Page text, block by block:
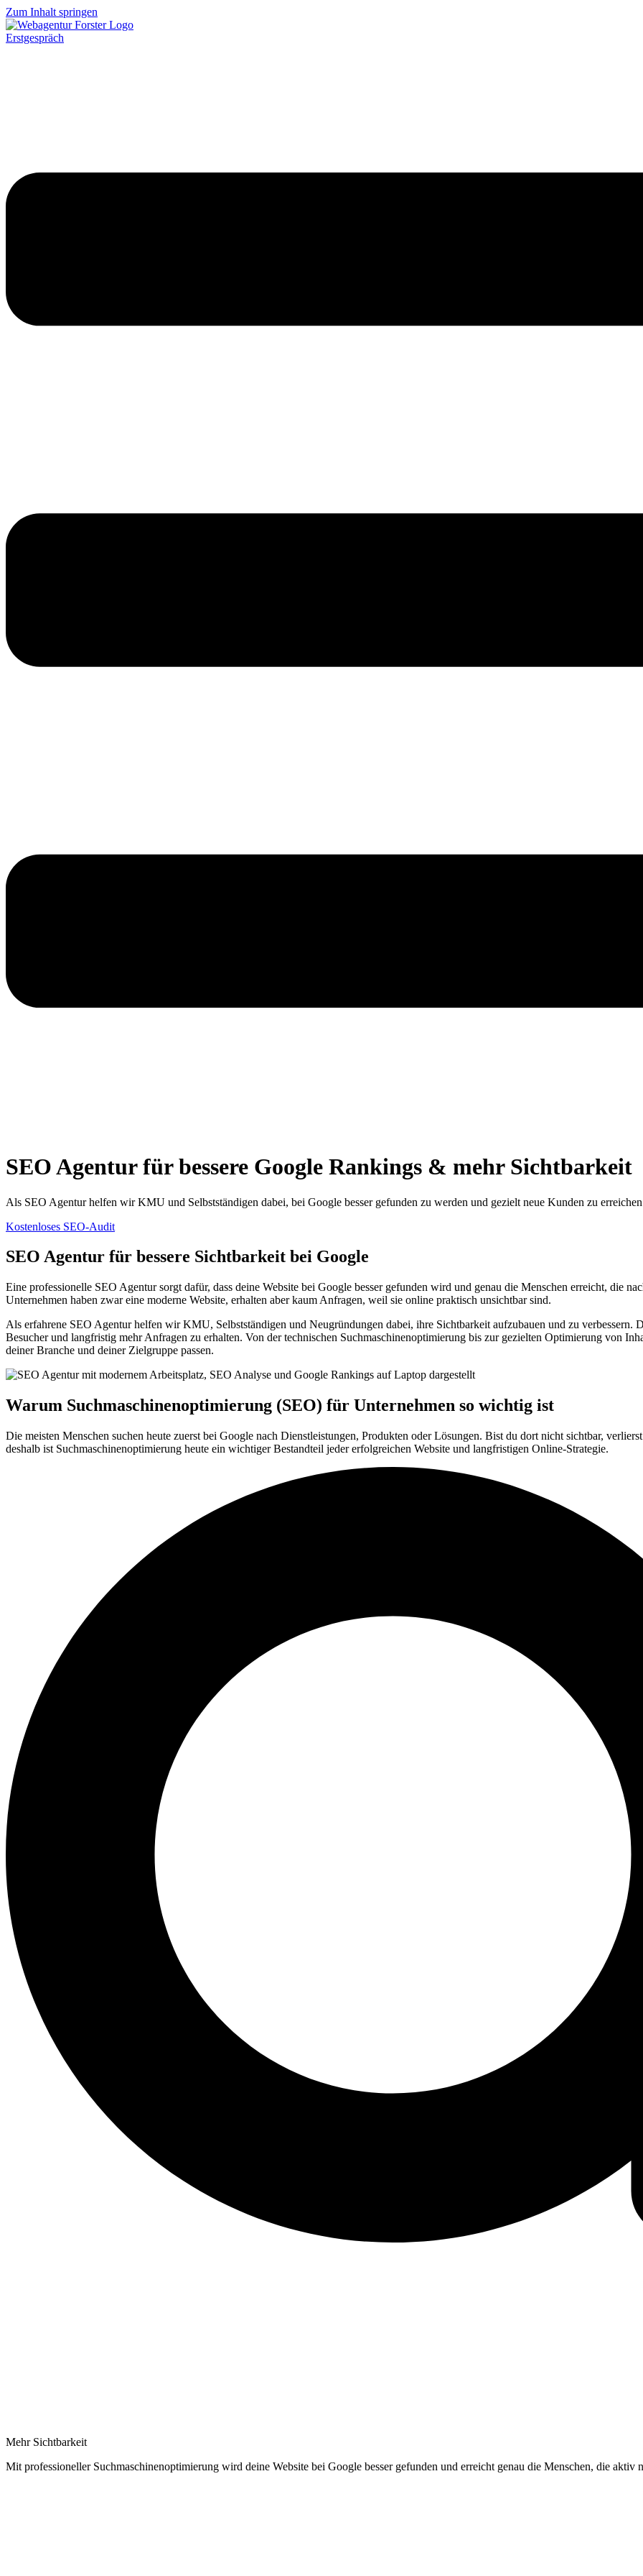
Zum Inhalt springen
Erstgespräch
SEO Agentur für bessere Google Rankings & mehr Sichtbarkeit
Als SEO Agentur helfen wir KMU und Selbstständigen dabei, bei Google besser gefunden zu werden und gezielt neue Kunden zu
Kostenloses SEO-Audit
SEO Agentur für bessere Sichtbarkeit bei Google
Eine professionelle SEO Agentur sorgt dafür, dass deine Website bei Google besser gefunden wird und genau die Menschen erreicht, die
Unternehmen haben zwar eine moderne Website, erhalten aber kaum Anfragen, weil sie online praktisch unsichtbar sind.
Als erfahrene SEO Agentur helfen wir KMU, Selbstständigen und Neugründungen dabei, ihre Sichtbarkeit aufzubauen und zu verbessern.
Besucher und langfristig mehr Anfragen zu erhalten. Von der technischen Suchmaschinenoptimierung bis zur gezielten Optimierung von
deiner Branche und deiner Zielgruppe passen.
Warum Suchmaschinenoptimierung (SEO) für Unternehmen so wichtig ist
Die meisten Menschen suchen heute zuerst bei Google nach Dienstleistungen, Produkten oder Lösungen. Bist du dort nicht sichtbar,
deshalb ist Suchmaschinenoptimierung heute ein wichtiger Bestandteil jeder erfolgreichen Website und langfristigen Online-Strategie.
Mehr Sichtbarkeit
Mit professioneller Suchmaschinenoptimierung wird deine Website bei Google besser gefunden und erreicht genau die Menschen, die aktiv